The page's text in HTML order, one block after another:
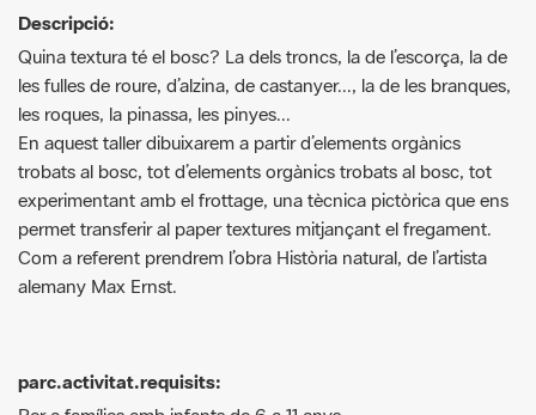
Descripció:
Quina textura té el bosc? La dels troncs, la de l’escorça, la de
les fulles de roure, d’alzina, de castanyer..., la de les branques,
les roques, la pinassa, les pinyes...
En aquest taller dibuixarem a partir d’elements orgànics
trobats al bosc, tot d’elements orgànics trobats al bosc, tot
experimentant amb el frottage, una tècnica pictòrica que ens
permet transferir al paper textures mitjançant el fregament.
Com a referent prendrem l’obra Història natural, de l’artista
alemany Max Ernst.
parc.activitat.requisits: